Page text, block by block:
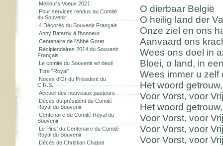
Meilleurs Voeux 2021
Pour services rendus au Comité
du Souvenir
4 Décorés du Souvenir Français
Anny Batardy à l'honneur
Centenaire de l'Abbé Goret
Récipiendaires 2014 du Souvenir
Français
Le comité du Souvenir en deuil
Titre "Royal"
Noces d'Or du Président du
C.R.S.
Accueil des nouveaux pasteurs
Décès du président du Comité
Royal du Souvenir.
Centenaire du Comité Royal du
Souvenir.
Le Pins’ du Centenaire du Comité
Royal du Souvenir
Décès de Christian Chabot
O dierbaar België
O heilig land der
Onze ziel en ons
Aanvaard ons
Wees ons doel in
Bloei, o land, in
Wees immer u zelf
Het woord
Voor Vorst, voor
Het woord
Voor Vorst, voor
Voor Vorst, voor
Voor Vorst, voor